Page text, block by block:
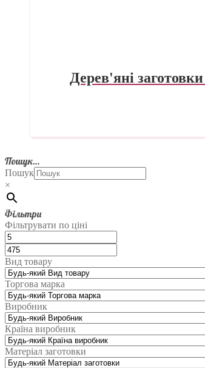
Дерев'яні заготовки
Пошук…
Пошук
×
Фільтри
Фільтрувати по ціні
Вид товару
Торгова марка
Виробник
Країна виробник
Матеріал заготовки